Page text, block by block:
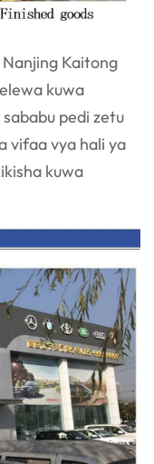
Kaitong
kuwa
pedi zetu
vifaa vya hali ya
kuwa